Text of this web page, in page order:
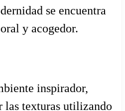
se encuentra
y acogedor.
inspirador,
las texturas utilizando